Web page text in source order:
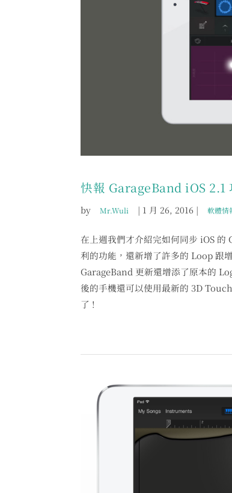
快報 GarageBand iOS 2.1
by Mr.Wuli | 1 月 26, 2016 | 軟體情
在上週我們才介紹完如何同步 iOS
利的功能，還新增了許多的 Loop 跟
GarageBand 更新還增添了原本的
後的手機還可以使用最新的 3D
了 !